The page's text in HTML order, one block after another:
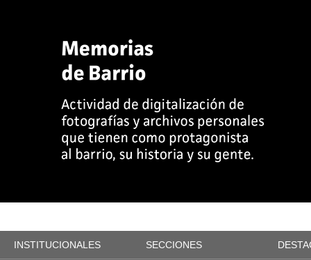
INSTITUCIONALES SECCIONES